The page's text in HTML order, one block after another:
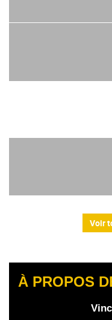
Voir
À PROPOS